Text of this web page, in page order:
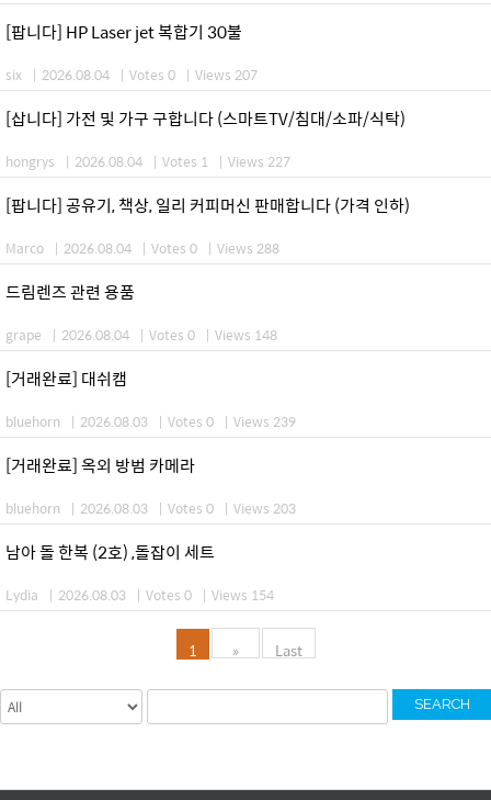
[팝니다] HP Laser jet 복합기 30불
six | 2026.08.04 | Votes 0 | Views 207
[삽니다] 가전 및 가구 구합니다 (스마트TV/침대/소파/식탁)
hongrys | 2026.08.04 | Votes 1 | Views 227
[팝니다] 공유기, 책상, 일리 커피머신 판매합니다 (가격 인하)
Marco | 2026.08.04 | Votes 0 | Views 288
드림렌즈 관련 용품
grape | 2026.08.04 | Votes 0 | Views 148
[거래완료] 대쉬캠
bluehorn | 2026.08.03 | Votes 0 | Views 239
[거래완료] 옥외 방범 카메라
bluehorn | 2026.08.03 | Votes 0 | Views 203
남아 돌 한복 (2호) ,돌잡이 세트
Lydia | 2026.08.03 | Votes 0 | Views 154
1 » Last
SEARCH